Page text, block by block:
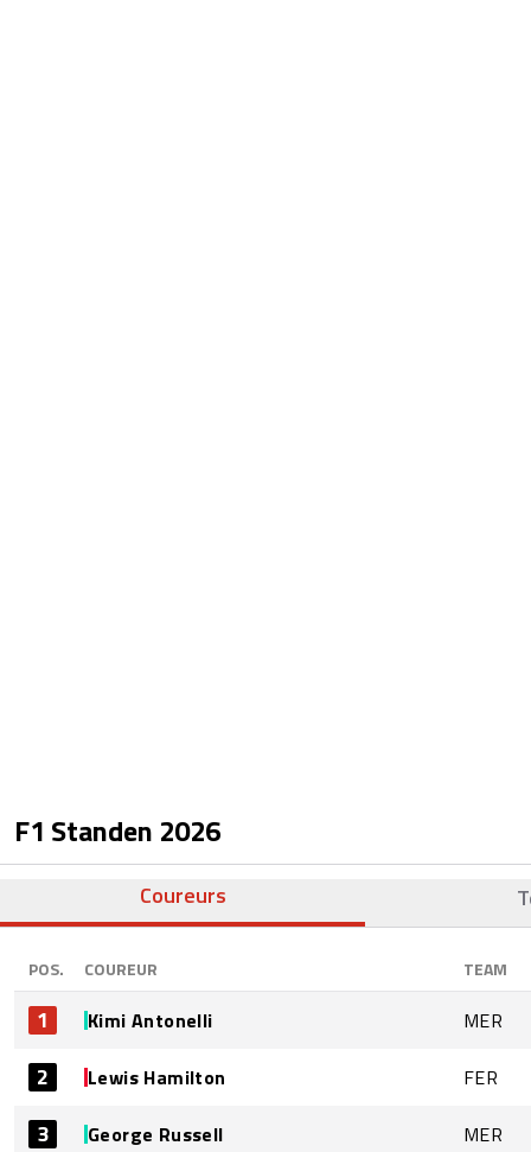
F1 Standen 2026
Coureurs
POS. COUREUR TEAM
1 Kimi Antonelli MER
2 Lewis Hamilton FER
3 George Russell MER